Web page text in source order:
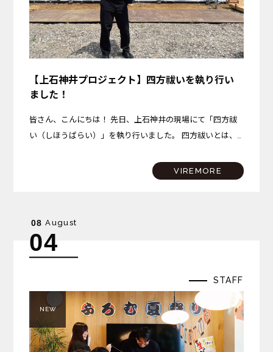
【上石神井プロジェクト】四方祓いを執り行い
ました！
皆さん、こんにちは！ 先日、上石神井の現場にて「四方祓
い（しほうばらい）」を執り行いました。 四方祓いとは、
工事の無事と安全、そしてこの場所で始まる新しい暮らしの
VIREMORE
08 August
04
STAFF
NEW